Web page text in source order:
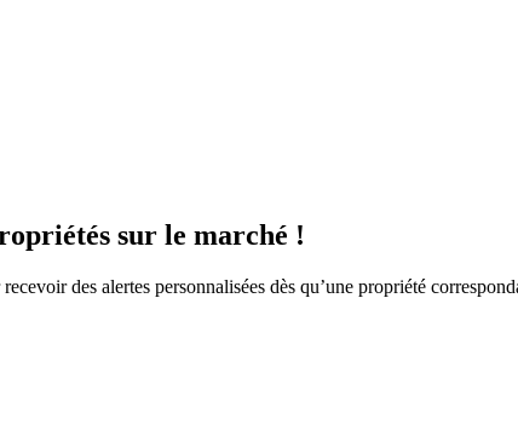
sur le marché !
des alertes personnalisées dès qu’une propriété